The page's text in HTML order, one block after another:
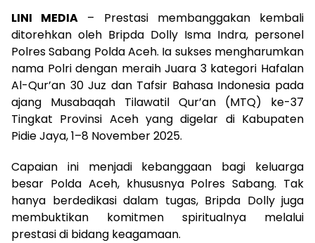
LINI MEDIA – Prestasi membanggakan kembali
ditorehkan oleh Bripda Dolly Isma Indra, personel
Polres Sabang Polda Aceh. Ia sukses mengharumkan
nama Polri dengan meraih Juara 3 kategori Hafalan
Al-Qur’an 30 Juz dan Tafsir Bahasa Indonesia pada
ajang Musabaqah Tilawatil Qur’an (MTQ) ke-37
Tingkat Provinsi Aceh yang digelar di Kabupaten
Pidie Jaya, 1–8 November 2025.
Capaian ini menjadi kebanggaan bagi keluarga
besar Polda Aceh, khususnya Polres Sabang. Tak
hanya berdedikasi dalam tugas, Bripda Dolly juga
membuktikan komitmen spiritualnya melalui
prestasi di bidang keagamaan.